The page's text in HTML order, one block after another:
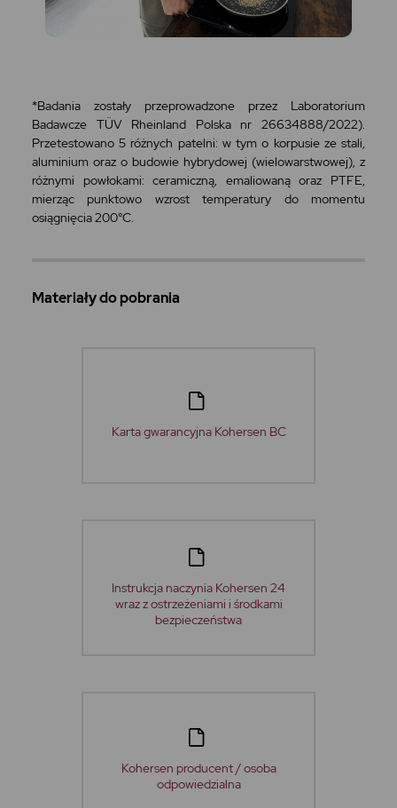
*Badania zostały przeprowadzone przez Laboratorium
Badawcze TÜV Rheinland Polska nr 26634888/2022).
Przetestowano 5 różnych patelni: w tym o korpusie ze stali,
aluminium oraz o budowie hybrydowej (wielowarstwowej), z
różnymi powłokami: ceramiczną, emaliowaną oraz PTFE,
mierząc punktowo wzrost temperatury do momentu
osiągnięcia 200°C.
Materiały do pobrania
Karta gwarancyjna Kohersen BC
Instrukcja naczynia Kohersen 24
wraz z ostrzeżeniami i środkami
bezpieczeństwa
Kohersen producent / osoba
odpowiedzialna